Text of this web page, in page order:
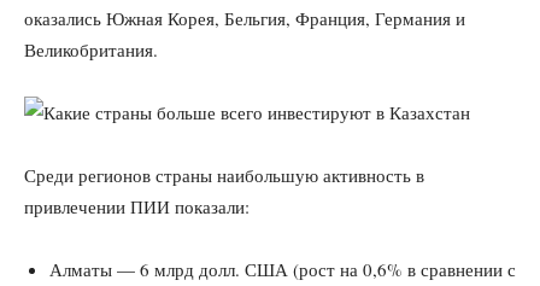
оказались Южная Корея, Бельгия, Франция, Германия и
Великобритания.
Среди регионов страны наибольшую активность в
привлечении ПИИ показали:
Алматы — 6 млрд долл. США (рост на 0,6% в сравнении с